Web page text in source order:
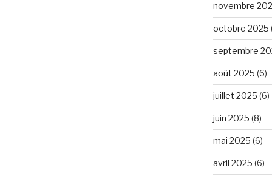
novembre
octobre 2025
septembre
août 2025 (6)
juillet 2025 (6)
juin 2025 (8)
mai 2025 (6)
avril 2025 (6)